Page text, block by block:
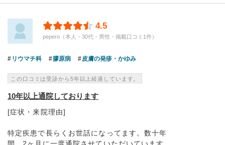
4.5
pepero（本人・30代・男性・掲載口コミ1件）
リウマチ科 膠原病 皮膚の発疹・かゆみ
この口コミは受診から5年以上経過しています。
10年以上通院しております
[症状・来院理由]
特定疾患で長らくお世話になってます。数十年